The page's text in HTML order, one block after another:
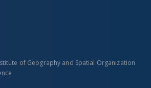
of Geography and Spatial Organization